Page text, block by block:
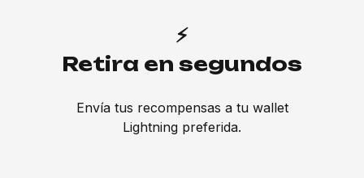
⚡
Retira en segundos
Envía tus recompensas a tu wallet
Lightning preferida.